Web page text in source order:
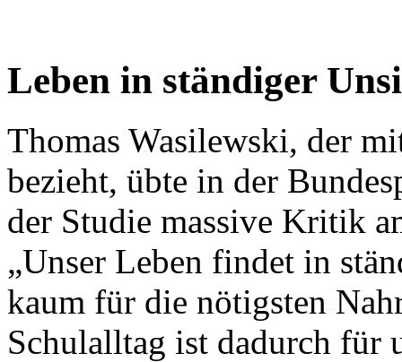
Leben in ständiger
Thomas Wasilewski, der
bezieht, übte in der
der Studie massive Kritik
„Unser Leben findet in
kaum für die nötigsten
Schulalltag ist dadurch für